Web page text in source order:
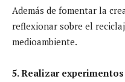
Además de fomentar la
reflexionar sobre el
medioambiente.
5. Realizar